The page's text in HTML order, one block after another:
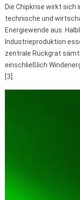
Die Chipkrise wirkt sich
technische und
Energiewende aus.
Industrieproduktion
zentrale Rückgrat
einschließlich
[3].